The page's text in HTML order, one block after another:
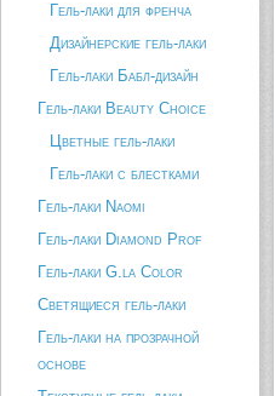
Гель-лаки для френча
Дизайнерские гель-лаки
Гель-лаки Бабл-дизайн
Гель-лаки Beauty Choice
Цветные гель-лаки
Гель-лаки с блестками
Гель-лаки Naomi
Гель-лаки Diamond Prof
Гель-лаки G.la Color
Светящиеся гель-лаки
Гель-лаки на прозрачной
основе